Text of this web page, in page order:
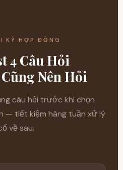
KÝ HỢP ĐỒNG
4 Câu Hỏi
Nên Hỏi
câu hỏi trước khi chọn
— tiết kiệm hàng tuần xử lý
về sau.